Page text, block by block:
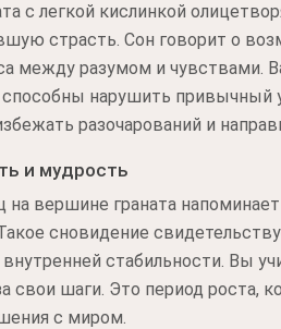
с легкой кислинкой
страсть. Сон говорит о
между разумом и чувствами.
нарушить привычный
разочарований и
и мудрость
на вершине граната
сновидение
стабильности. Вы
свои шаги. Это период роста,
с миром.